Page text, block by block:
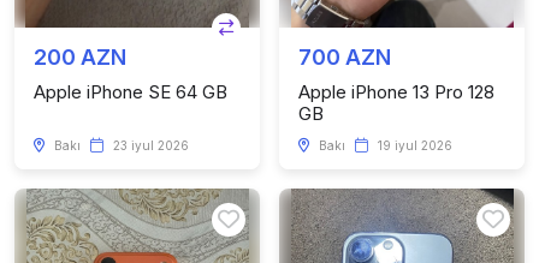
200 AZN
Apple iPhone SE 64 GB
Bakı 23 iyul 2026
700 AZN
Apple iPhone 13 Pro 128
GB
Bakı 19 iyul 2026